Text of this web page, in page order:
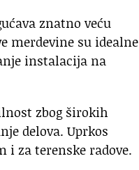
znatno veću
merdevine su idealne
instalacija na
zbog širokih
delova. Uprkos
za terenske radove.